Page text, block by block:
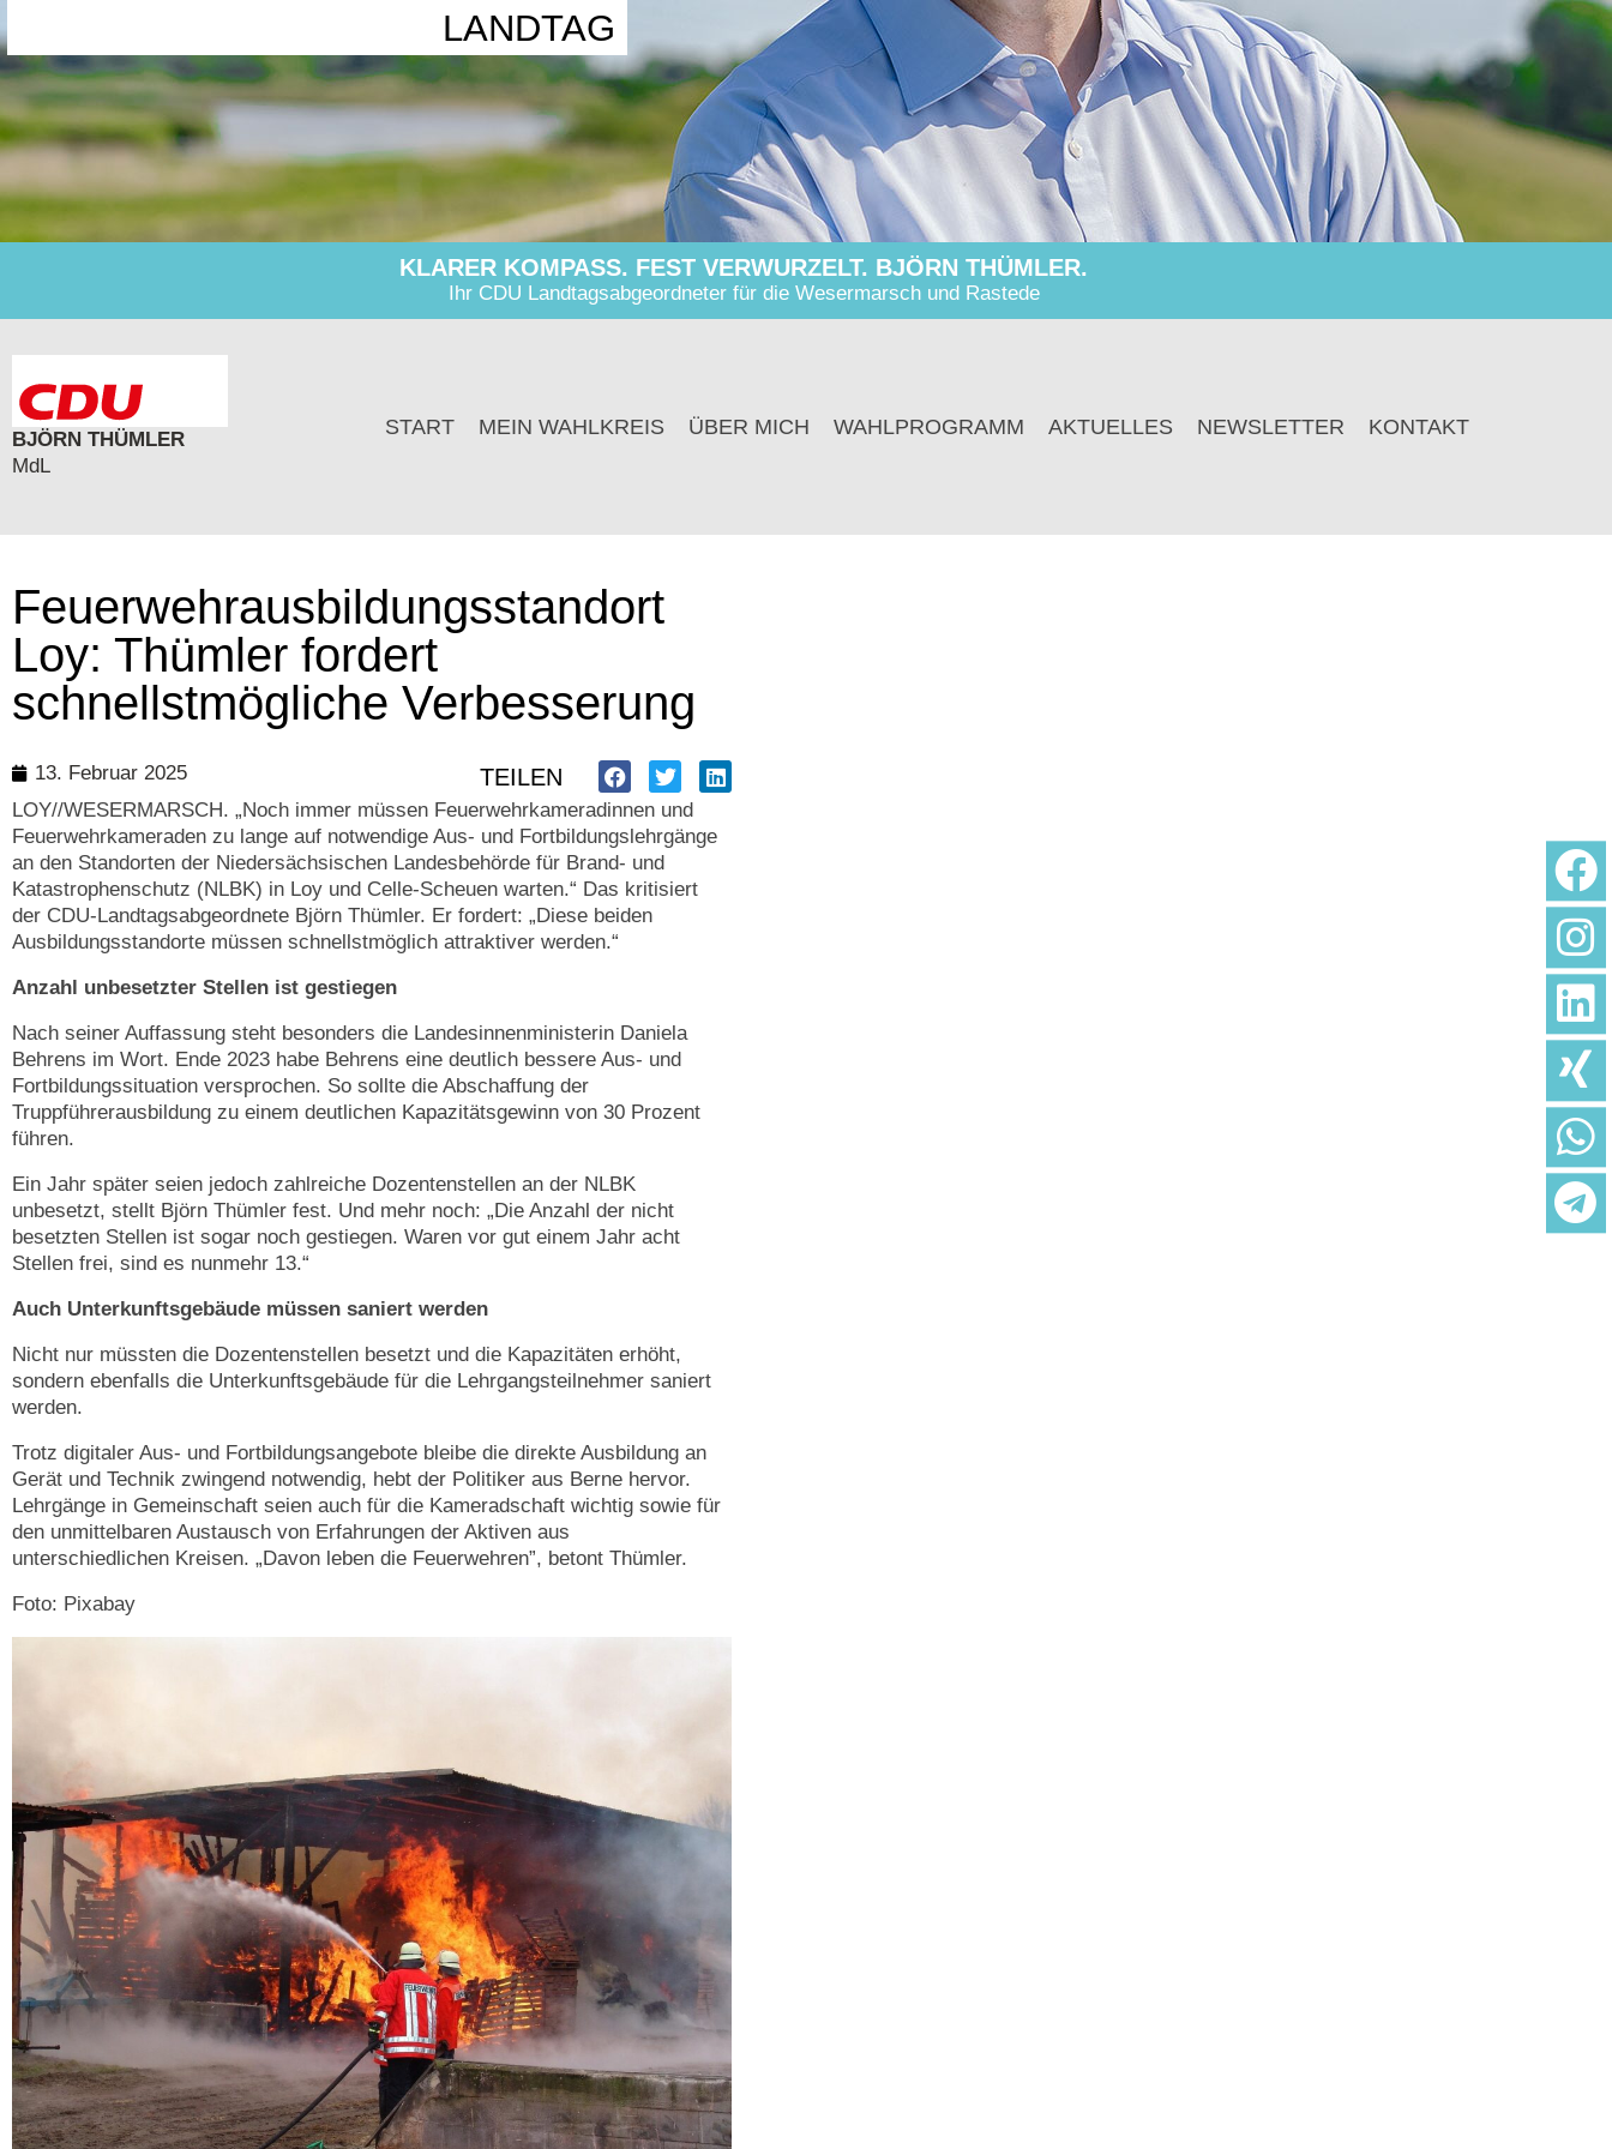
LANDTAG
KLARER KOMPASS. FEST VERWURZELT. BJÖRN THÜMLER.
Ihr CDU Landtagsabgeordneter für die Wesermarsch und Rastede
BJÖRN THÜMLER
MdL
START MEIN WAHLKREIS ÜBER MICH WAHLPROGRAMM AKTUELLES NEWSLETTER KONTAKT
Feuerwehrausbildungsstandort
Loy: Thümler fordert
schnellstmögliche Verbesserung
13. Februar 2025 TEILEN
LOY//WESERMARSCH. „Noch immer müssen Feuerwehrkameradinnen und
Feuerwehrkameraden zu lange auf notwendige Aus- und Fortbildungslehrgänge
an den Standorten der Niedersächsischen Landesbehörde für Brand- und
Katastrophenschutz (NLBK) in Loy und Celle-Scheuen warten.“ Das kritisiert
der CDU-Landtagsabgeordnete Björn Thümler. Er fordert: „Diese beiden
Ausbildungsstandorte müssen schnellstmöglich attraktiver werden.“
Anzahl unbesetzter Stellen ist gestiegen
Nach seiner Auffassung steht besonders die Landesinnenministerin Daniela
Behrens im Wort. Ende 2023 habe Behrens eine deutlich bessere Aus- und
Fortbildungssituation versprochen. So sollte die Abschaffung der
Truppführerausbildung zu einem deutlichen Kapazitätsgewinn von 30 Prozent
führen.
Ein Jahr später seien jedoch zahlreiche Dozentenstellen an der NLBK
unbesetzt, stellt Björn Thümler fest. Und mehr noch: „Die Anzahl der nicht
besetzten Stellen ist sogar noch gestiegen. Waren vor gut einem Jahr acht
Stellen frei, sind es nunmehr 13.“
Auch Unterkunftsgebäude müssen saniert werden
Nicht nur müssten die Dozentenstellen besetzt und die Kapazitäten erhöht,
sondern ebenfalls die Unterkunftsgebäude für die Lehrgangsteilnehmer saniert
werden.
Trotz digitaler Aus- und Fortbildungsangebote bleibe die direkte Ausbildung an
Gerät und Technik zwingend notwendig, hebt der Politiker aus Berne hervor.
Lehrgänge in Gemeinschaft seien auch für die Kameradschaft wichtig sowie für
den unmittelbaren Austausch von Erfahrungen der Aktiven aus
unterschiedlichen Kreisen. „Davon leben die Feuerwehren”, betont Thümler.
Foto: Pixabay